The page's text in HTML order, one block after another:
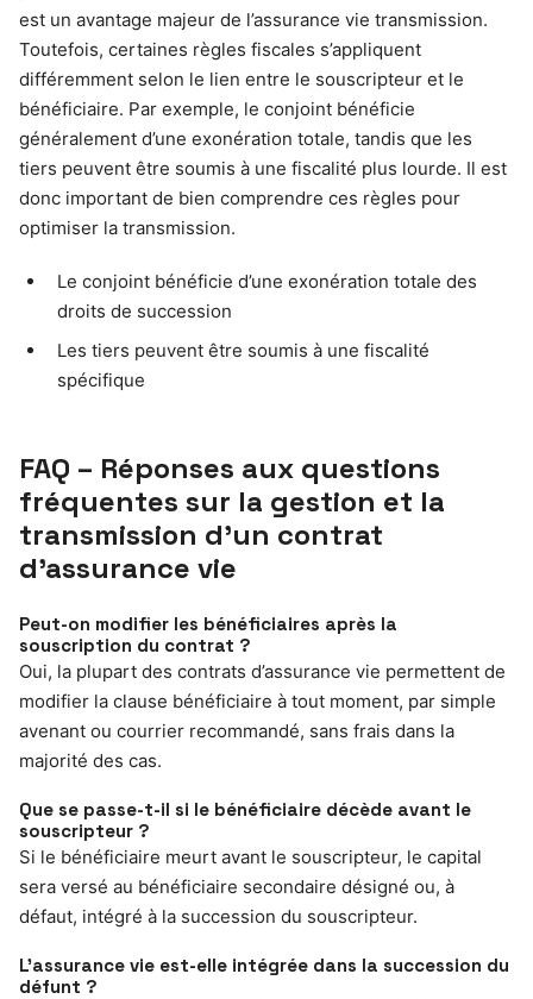
est un avantage majeur de l’assurance vie transmission.
Toutefois, certaines règles fiscales s’appliquent
différemment selon le lien entre le souscripteur et le
bénéficiaire. Par exemple, le conjoint bénéficie
généralement d’une exonération totale, tandis que les
tiers peuvent être soumis à une fiscalité plus lourde. Il est
donc important de bien comprendre ces règles pour
optimiser la transmission.
Le conjoint bénéficie d’une exonération totale des
droits de succession
Les tiers peuvent être soumis à une fiscalité
spécifique
FAQ – Réponses aux questions
fréquentes sur la gestion et la
transmission d’un contrat
d’assurance vie
Peut-on modifier les bénéficiaires après la
souscription du contrat ?
Oui, la plupart des contrats d’assurance vie permettent de
modifier la clause bénéficiaire à tout moment, par simple
avenant ou courrier recommandé, sans frais dans la
majorité des cas.
Que se passe-t-il si le bénéficiaire décède avant le
souscripteur ?
Si le bénéficiaire meurt avant le souscripteur, le capital
sera versé au bénéficiaire secondaire désigné ou, à
défaut, intégré à la succession du souscripteur.
L’assurance vie est-elle intégrée dans la succession du
défunt ?